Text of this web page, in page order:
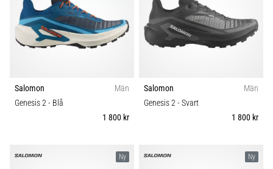
även
känt
som
iliotibialbandssyndrom
ett
mycket
löpare
Salomon
Män
Genesis 2- Blå
1 800 kr
Salomon
Män
Genesis 2- Svart
1 800 kr
Ny Ny